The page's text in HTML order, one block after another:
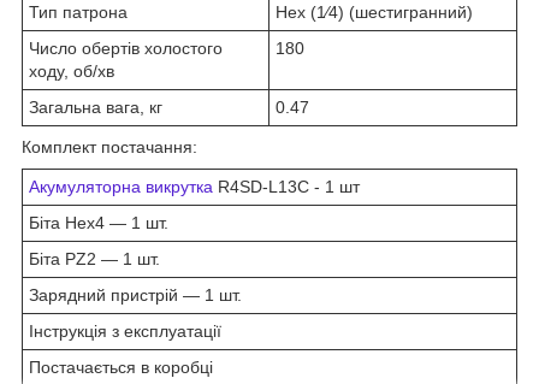
Тип патрона
Hex (1⁄4) (шестигранний)
Число обертів холостого
ходу, об/хв
180
Загальна вага, кг 0.47
Комплект постачання:
Акумуляторна викрутка R4SD-L13C - 1 шт
Біта Hex4 — 1 шт.
Біта PZ2 — 1 шт.
Зарядний пристрій — 1 шт.
Інструкція з експлуатації
Постачається в коробці